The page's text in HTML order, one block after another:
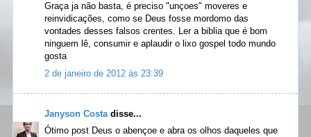
Graça ja não basta, é preciso "unçoes" moveres e
reinvidicações, como se Deus fosse mordomo das
vontades desses falsos crentes. Ler a biblia que é bom
ninguem lê, consumir e aplaudir o lixo gospel todo mundo
gosta
2 de janeiro de 2012 às 23:39
Janyson Costa disse...
Ótimo post Deus o abençoe e abra os olhos daqueles que